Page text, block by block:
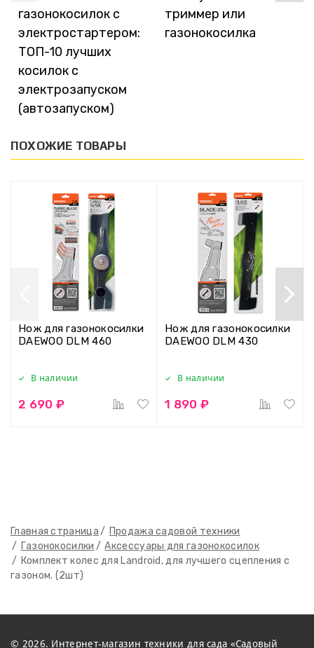
Главная страница
Продажа садовой техники
Газонокосилки
Аксессуары для газонокосилок
Комплект колес для Landroid, для лучшего сцепления с
газоном. (2шт)
газонокосилок с
электростартером:
ТОП-10 лучших
косилок с
электрозапуском
(автозапуском)
триммер или
газонокосилка
ПОХОЖИЕ ТОВАРЫ
Нож для газонокосилки
DAEWOO DLM 460
В наличии
2 690 ₽
Нож для газонокосилки
DAEWOO DLM 430
В наличии
1 890 ₽
© 2026. Интернет-магазин техники для сада «Садовый